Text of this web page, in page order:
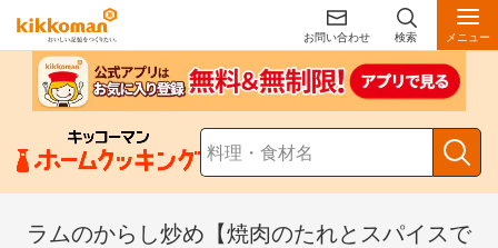
お問い合わせ 検索 メニュー
ラムのからし炒め【焼肉のたれとスパイスで